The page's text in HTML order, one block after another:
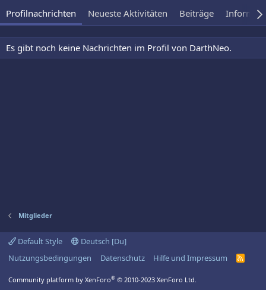
Profilnachrichten Neueste Aktivitäten Beiträge
Es gibt noch keine Nachrichten im Profil von DarthNeo.
Mitglieder
Default Style
Deutsch [Du]
Nutzungsbedingungen
Datenschutz Hilfe und Impressum
R
Community platform by XenForo® © 2010-2023 XenForo Ltd.